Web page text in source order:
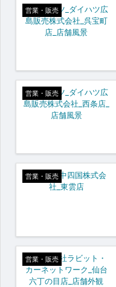
営業・販売
営業・販売
営業・販売
営業・販売